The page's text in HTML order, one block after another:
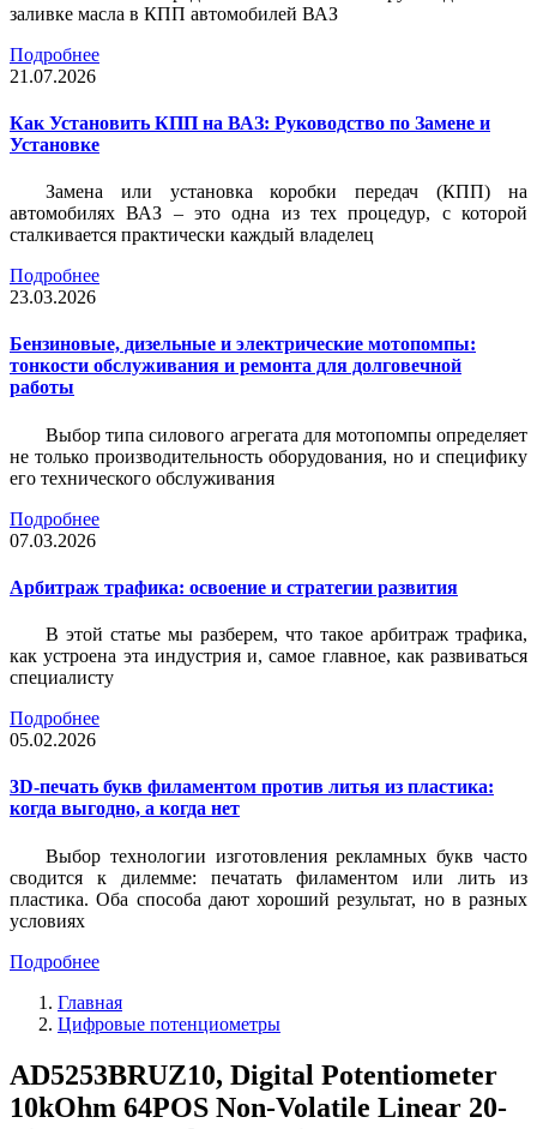
заливке масла в КПП автомобилей ВАЗ
Подробнее
21.07.2026
Как Установить КПП на ВАЗ: Руководство по Замене и
Установке
Замена или установка коробки передач (КПП) на
автомобилях ВАЗ – это одна из тех процедур, с которой
сталкивается практически каждый владелец
Подробнее
23.03.2026
Бензиновые, дизельные и электрические мотопомпы:
тонкости обслуживания и ремонта для долговечной
работы
Выбор типа силового агрегата для мотопомпы определяет
не только производительность оборудования, но и специфику
его технического обслуживания
Подробнее
07.03.2026
Арбитраж трафика: освоение и стратегии развития
В этой статье мы разберем, что такое арбитраж трафика,
как устроена эта индустрия и, самое главное, как развиваться
специалисту
Подробнее
05.02.2026
3D-печать букв филаментом против литья из пластика:
когда выгодно, а когда нет
Выбор технологии изготовления рекламных букв часто
сводится к дилемме: печатать филаментом или лить из
пластика. Оба способа дают хороший результат, но в разных
условиях
Подробнее
Главная
Цифровые потенциометры
AD5253BRUZ10, Digital Potentiometer
10kOhm 64POS Non-Volatile Linear 20-